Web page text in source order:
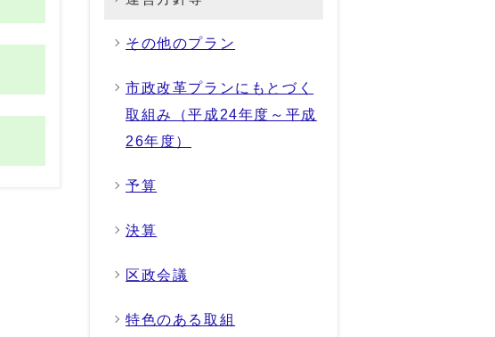
その他のプラン
市政改革プランにもとづく
取組み（平成24年度～平成
26年度）
予算
決算
区政会議
特色のある取組